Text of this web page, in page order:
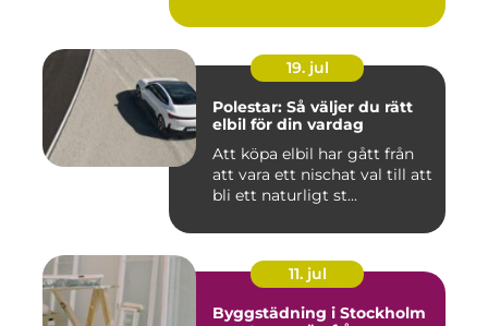
19. jul
Polestar: Så väljer du rätt
elbil för din vardag
Att köpa elbil har gått från
att vara ett nischat val till att
bli ett naturligt st...
11. jul
Byggstädning i Stockholm